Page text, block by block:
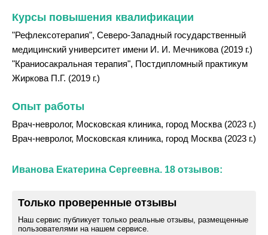
Курсы повышения квалификации
"Рефлексотерапия", Северо-Западный государственный
медицинский университет имени И. И. Мечникова (2019 г.)
"Краниосакральная терапия", Постдипломный практикум
Жиркова П.Г. (2019 г.)
Опыт работы
Врач-невролог, Московская клиника, город Москва (2023 г.)
Врач-невролог, Московская клиника, город Москва (2023 г.)
Иванова Екатерина Сергеевна. 18 отзывов:
Только проверенные отзывы
Наш сервис публикует только реальные отзывы, размещенные
пользователями на нашем сервисе.